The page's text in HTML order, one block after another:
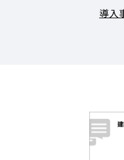
導入